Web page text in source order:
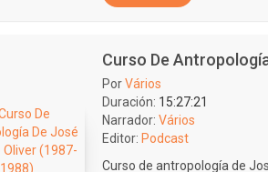
Curso De
PorVários
Duración: 15:27:21
Narrador: Vários
Editor: Podcast
Curso de antropología de